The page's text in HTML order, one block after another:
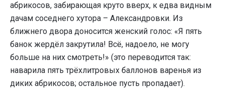
абрикосов, забирающая круто вверх, к едва видным
дачам соседнего хутора – Александровки. Из
ближнего двора доносится женский голос: «Я пять
банок жердёл закрутила! Всё, надоело, не могу
больше на них смотреть!» (это переводится так:
наварила пять трёхлитровых баллонов варенья из
диких абрикосов; остальное пусть пропадает).